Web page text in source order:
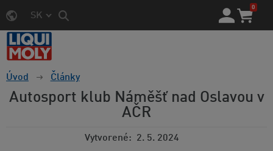
SK
0
Úvod Články
Autosport klub Náměšť nad Oslavou v
AČR
Vytvorené 2. 5. 2024